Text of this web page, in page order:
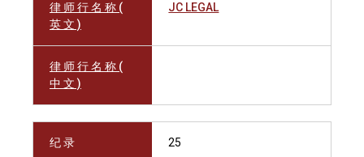
律 师 行 名 称 (
英 文 )
JC LEGAL
律 师 行 名 称 (
中 文 )
纪 录 25